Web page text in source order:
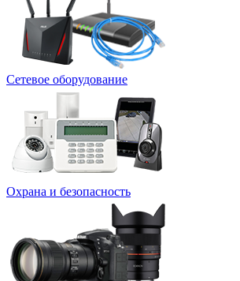
Сетевое оборудование
Охрана и безопасность